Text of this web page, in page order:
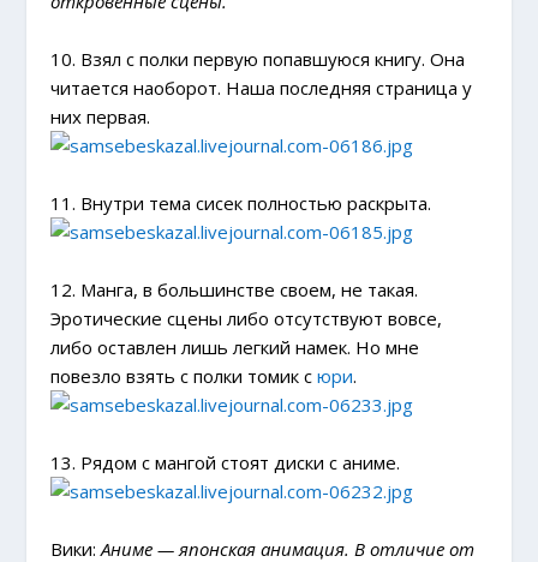
10. Взял с полки первую попавшуюся книгу. Она
читается наоборот. Наша последняя страница у
них первая.
11. Внутри тема сисек полностью раскрыта.
12. Манга, в большинстве своем, не такая.
Эротические сцены либо отсутствуют вовсе,
либо оставлен лишь легкий намек. Но мне
повезло взять с полки томик сюри.
13. Рядом с мангой стоят диски с аниме.
Вики:Аниме — японская анимация. В отличие от